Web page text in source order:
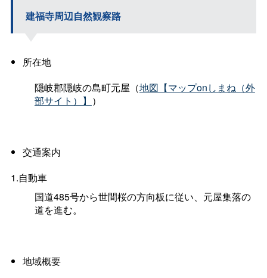
建福寺周辺自然観察路
所在地
隠岐郡隠岐の島町元屋（地図【マップonしまね（外
部サイト）】 ）
交通案内
1.自動車
国道485号から世間桜の方向板に従い、元屋集落の
道を進む。
地域概要